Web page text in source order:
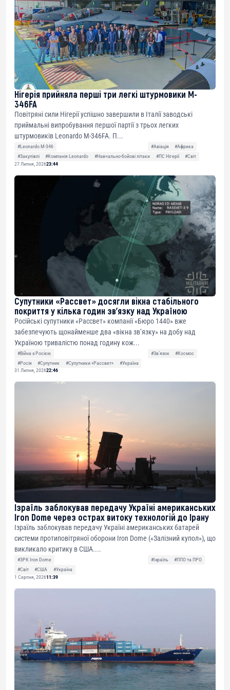
Нігерія прийняла перші три легкі штурмовики M-
346FA
Повітряні сили Нігерії успішно завершили в Італії заводські
приймальні випробування першої партії з трьох легких
штурмовиків Leonardo M-346FA. П...
#Leonardo M-346 #Авіація
#Африка
#Закупівлі
#Компанія Leonardo #Навчально-бойові літаки #ПС Нігерії
#Світ
27 Липня, 202623:44
Супутники «Рассвет» досягли вікна стабільного
покриття у кілька годин зв’язку над Україною
Російські супутники «Рассвет» компанії «Бюро 1440» вже
забезпечують щонайменше два «вікна зв’язку» на добу над
Україною тривалістю понад годину кож...
#Війна з Росією #Звʼязок
#Космос
#Росія
#Супутник #Супутники «Рассвет»
#Україна
31 Липня, 202622:46
Ізраїль заблокував передачу Україні американських
Iron Dome через острах витоку технологій до Ірану
Ізраїль заблокував передачу Україні американських батарей
системи протиповітряної оборони Iron Dome («Залізний купол»), що
викликало критику в США....
#ЗРК Iron Dome #Ізраїль
#ППО та ПРО
#Світ
#США
#Україна
1 Серпня, 202611:39